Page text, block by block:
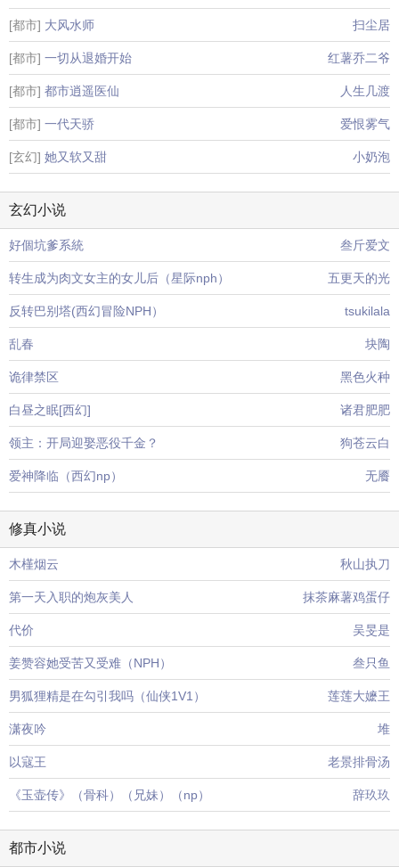
[都市] 大风水师 扫尘居
[都市] 一切从退婚开始 红薯乔二爷
[都市] 都市逍遥医仙 人生几渡
[都市] 一代天骄 爱恨雾气
[玄幻] 她又软又甜 小奶泡
玄幻小说
好個坑爹系統 叁斤爱文
转生成为肉文女主的女儿后（星际nph） 五更天的光
反转巴别塔(西幻冒险NPH） tsukilala
乱春 块陶
诡律禁区 黑色火种
白昼之眠[西幻] 诸君肥肥
领主：开局迎娶恶役千金？ 狗苍云白
爱神降临（西幻np） 无餍
修真小说
木槿烟云 秋山执刀
第一天入职的炮灰美人 抹茶麻薯鸡蛋仔
代价 吴旻是
姜赞容她受苦又受难（NPH） 叁只鱼
男狐狸精是在勾引我吗（仙侠1V1） 莲莲大嬷王
潇夜吟 堆
以寇王 老景排骨汤
《玉壶传》（骨科）（兄妹）（np） 辞玖玖
都市小说